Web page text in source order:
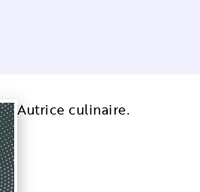
Autrice culinaire.